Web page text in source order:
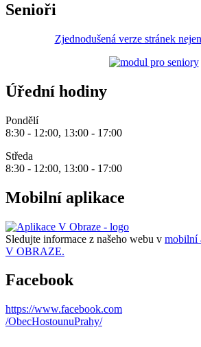
Senioři
Zjednodušená verze stránek
Úřední hodiny
Pondělí
8:30 - 12:00, 13:00 - 17:00
Středa
8:30 - 12:00, 13:00 - 17:00
Mobilní aplikace
Sledujte informace z našeho webu v mobilní
V OBRAZE.
Facebook
https://www.facebook.com
/ObecHostounuPrahy/